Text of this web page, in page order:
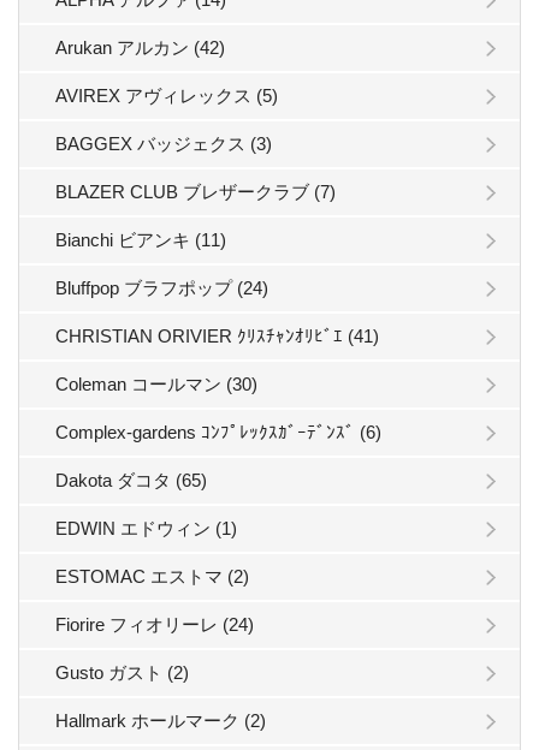
Arukan アルカン (42)
AVIREX アヴィレックス (5)
BAGGEX バッジェクス (3)
BLAZER CLUB ブレザークラブ (7)
Bianchi ビアンキ (11)
Bluffpop ブラフポップ (24)
CHRISTIAN ORIVIER ｸﾘｽﾁｬﾝｵﾘﾋﾞｴ (41)
Coleman コールマン (30)
Complex-gardens ｺﾝﾌﾟﾚｯｸｽｶﾞｰﾃﾞﾝｽﾞ (6)
Dakota ダコタ (65)
EDWIN エドウィン (1)
ESTOMAC エストマ (2)
Fiorire フィオリーレ (24)
Gusto ガスト (2)
Hallmark ホールマーク (2)